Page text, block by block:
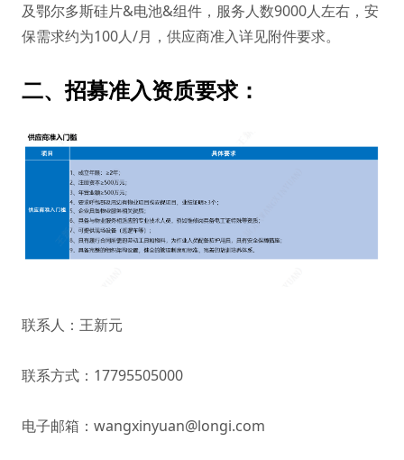
及鄂尔多斯硅片&电池&组件，服务人数9000人左右，安
保需求约为100人/月，供应商准入详见附件要求。
二、招募准入资质要求：
联系人：王新元
联系方式：17795505000
电子邮箱：wangxinyuan@longi.com